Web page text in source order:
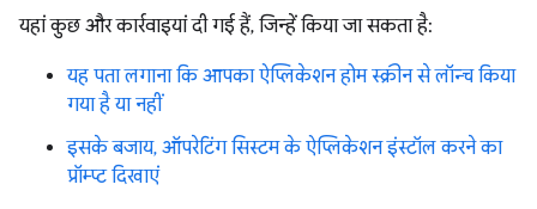
यहां कुछ और कार्रवाइयां दी गई हैं, जिन्हें किया जा सकता है:
यह पता लगाना कि आपका ऐप्लिकेशन होम स्क्रीन से लॉन्च किया
गया है या नहीं
इसके बजाय, ऑपरेटिंग सिस्टम के ऐप्लिकेशन इंस्टॉल करने का
प्रॉम्प्ट दिखाएं